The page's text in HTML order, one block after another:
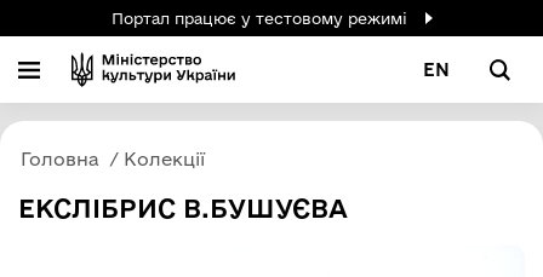
Портал працює у тестовому режимі
EN
Головна Колекції
ЕКСЛІБРИС В.БУШУЄВА